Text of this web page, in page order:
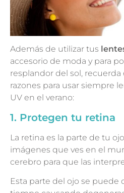
Además de utilizar tus
accesorio de moda y para
resplandor del sol,
razones para usar siempre
UV en el verano:
1. Protegen tu retina
La retina es la parte de tu
imágenes que ves en el
cerebro para que las
Esta parte del ojo se puede